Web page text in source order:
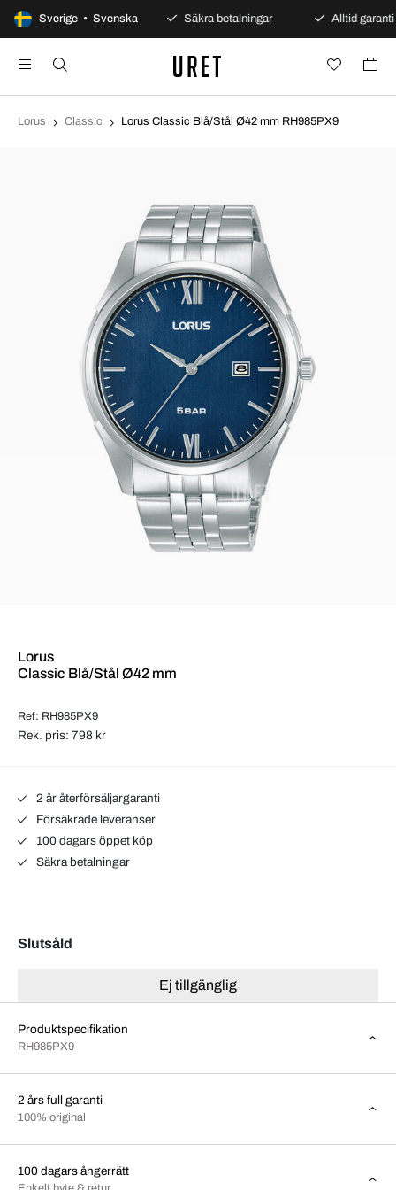
Sverige • Svenska
100 dagars öppet köp Säkra betalningar Alltid garanti
Lorus Classic Lorus Classic Blå/Stål Ø42 mm RH985PX9
Lorus
Classic Blå/Stål Ø42 mm
Ref: RH985PX9
Rek. pris: 798 kr
2 år återförsäljargaranti
Försäkrade leveranser
100 dagars öppet köp
Säkra betalningar
Slutsåld
Ej tillgänglig
Produktspecifikation
RH985PX9
2 års full garanti
100% original
100 dagars ångerrätt